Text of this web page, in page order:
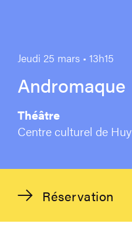
Jeudi 25 mars • 13h15
Andromaque
Théâtre
Centre culturel de Huy
Réservation